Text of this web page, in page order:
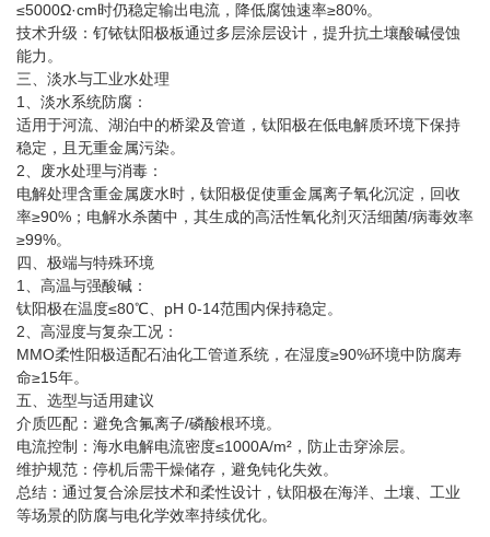
≤5000Ω·cm时仍稳定输出电流，降低腐蚀速率≥80%‌。
技术升级‌：钌铱钛阳极板通过多层涂层设计，提升抗土壤酸碱侵蚀
能力‌。
三、淡水与工业水处理‌
1、淡水系统防腐‌：
适用于河流、湖泊中的桥梁及管道，钛阳极在低电解质环境下保持
稳定，且无重金属污染‌。
2、废水处理与消毒‌：
电解处理含重金属废水时，钛阳极促使重金属离子氧化沉淀，回收
率≥90%；电解水杀菌中，其生成的高活性氧化剂灭活细菌/病毒效率
≥99%‌。
四、极端与特殊环境‌
1、高温与强酸碱‌：
钛阳极在温度≤80℃、pH 0-14范围内保持稳定‌。
2、高湿度与复杂工况‌：
MMO柔性阳极适配石油化工管道系统，在湿度≥90%环境中防腐寿
命≥15年‌。
五、选型与适用建议
介质匹配‌：避免含氟离子/磷酸根环境。
‌电流控制‌：海水电解电流密度≤1000A/m²，防止击穿涂层。
‌维护规范‌：停机后需干燥储存，避免钝化失效‌。
总结：通过复合涂层技术和柔性设计，钛阳极在海洋、土壤、工业
等场景的防腐与电化学效率持续优化。